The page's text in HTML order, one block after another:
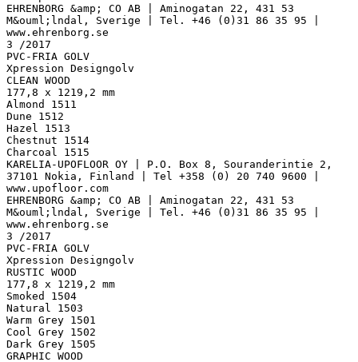
EHRENBORG &amp; CO AB | Aminogatan 22, 431 53
M&ouml;lndal, Sverige | Tel. +46 (0)31 86 35 95 |
www.ehrenborg.se
3 /2017
PVC-FRIA GOLV
Xpression Designgolv
CLEAN WOOD
177,8 x 1219,2 mm
Almond 1511
Dune 1512
Hazel 1513
Chestnut 1514
Charcoal 1515
KARELIA-UPOFLOOR OY | P.O. Box 8, Souranderintie 2,
37101 Nokia, Finland | Tel +358 (0) 20 740 9600 |
www.upofloor.com
EHRENBORG &amp; CO AB | Aminogatan 22, 431 53
M&ouml;lndal, Sverige | Tel. +46 (0)31 86 35 95 |
www.ehrenborg.se
3 /2017
PVC-FRIA GOLV
Xpression Designgolv
RUSTIC WOOD
177,8 x 1219,2 mm
Smoked 1504
Natural 1503
Warm Grey 1501
Cool Grey 1502
Dark Grey 1505
GRAPHIC WOOD